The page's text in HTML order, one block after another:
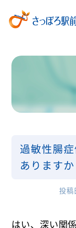
過敏性腸
ありますか
投稿
はい、深い関